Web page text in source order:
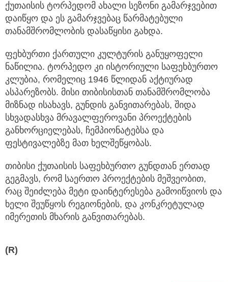
ქუთაისის ტორპედომ ახალი სეზონი გამარჯვებით
დაიწყო და ეს გამარჯვებაც წარმატებული
თანამშრომლობის დასაწყისი გახდა.
ფეხბურთი ქართული კულტურის განუყოფელი
ნაწილია. ტორპედო კი ისტორიული საფეხბურთო
კლუბია, რომელიც 1946 წლიდან აქტიურად
ასპარეზობს. მისი თიბისისთან თანამშრომლობა
მიზნად ისახავს, გუნდის განვითარებას, შიდა
სხვადასხვა მრავალფეროვანი პროექტების
განხორციელებას, ჩემპიონატებსა და
ფესტივალებზე მათ ხელშეწყობას.
თიბისი ქუთაისის საფეხბურთო გუნდთან ერთად
გეგმავს, რომ საერთო პროექტების მეშვეობით,
რაც შეიძლება მეტი დაინტერესება გამოიწვიოს და
ხელი შეუწყოს რეგიონების, და კონკრეტულად
იმერეთის მხარის განვითარებას.
(R)